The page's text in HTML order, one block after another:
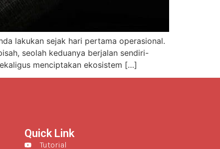
lakukan sejak hari pertama operasional.
seolah keduanya berjalan sendiri-
menciptakan ekosistem […]
Quick Link
Tutorial